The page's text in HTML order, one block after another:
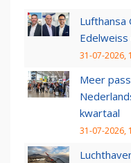
Lufthansa
Edelweiss
31-07-2026,
Meer
kwartaal
31-07-2026,